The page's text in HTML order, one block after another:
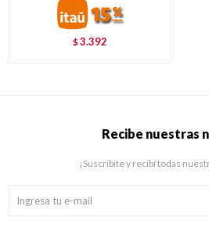
$3.392
Recibe nuestras
¡Suscribite y recibí todas